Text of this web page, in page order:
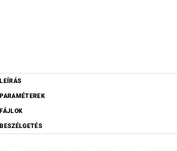
LEÍRÁS
PARAMÉTEREK
FÁJLOK
BESZÉLGETÉS